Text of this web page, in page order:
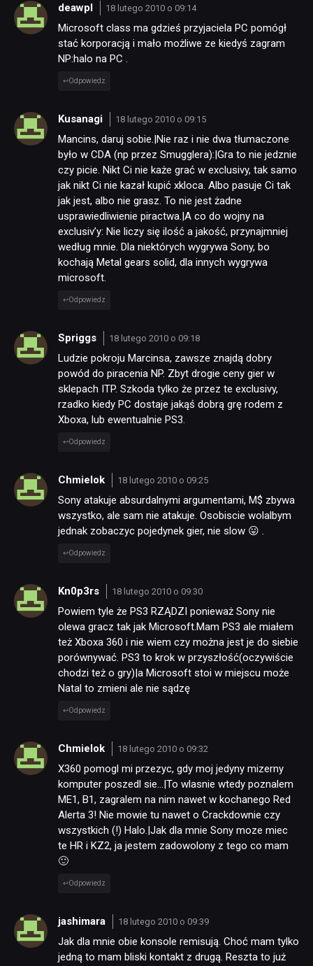
deawpl 18 lutego 2010 o 09:14
Microsoft class ma gdzieś przyjaciela PC pomógł
stać korporacją i mało możliwe ze kiedyś zagram
NP:halo na PC .
Odpowiedz
Kusanagi 18 lutego 2010 o 09:15
Mancins, daruj sobie.|Nie raz i nie dwa tłumaczone
było w CDA (np przez Smugglera):|Gra to nie jedznie
czy picie. Nikt Ci nie każe grać w exclusivy, tak samo
jak nikt Ci nie kazał kupić xkloca. Albo pasuje Ci tak
jak jest, albo nie grasz. To nie jest żadne
usprawiedliwienie piractwa.|A co do wojny na
exclusiv’y: Nie liczy się ilość a jakość, przynajmniej
według mnie. Dla niektórych wygrywa Sony, bo
kochają Metal gears solid, dla innych wygrywa
microsoft.
Odpowiedz
Spriggs 18 lutego 2010 o 09:18
Ludzie pokroju Marcinsa, zawsze znajdą dobry
powód do piracenia NP. Zbyt drogie ceny gier w
sklepach ITP. Szkoda tylko że przez te exclusivy,
rzadko kiedy PC dostaje jakąś dobrą grę rodem z
Xboxa, lub ewentualnie PS3.
Odpowiedz
Chmielok 18 lutego 2010 o 09:25
Sony atakuje absurdalnymi argumentami, M$ zbywa
wszystko, ale sam nie atakuje. Osobiscie wolalbym
jednak zobaczyc pojedynek gier, nie slow 😛 .
Odpowiedz
Kn0p3rs 18 lutego 2010 o 09:30
Powiem tyle że PS3 RZĄDZI ponieważ Sony nie
olewa gracz tak jak Microsoft.Mam PS3 ale miałem
też Xboxa 360 i nie wiem czy można jest je do siebie
porównywać. PS3 to krok w przyszłość(oczywiście
chodzi też o gry)|a Microsoft stoi w miejscu może
Natal to zmieni ale nie sądzę
Odpowiedz
Chmielok 18 lutego 2010 o 09:32
X360 pomogl mi przezyc, gdy moj jedyny mizerny
komputer poszedl sie…|To wlasnie wtedy poznalem
ME1, B1, zagralem na nim nawet w kochanego Red
Alerta 3! Nie mowie tu nawet o Crackdownie czy
wszystkich (!) Halo.|Jak dla mnie Sony moze miec
te HR i KZ2, ja jestem zadowolony z tego co mam
🙂
Odpowiedz
jashimara 18 lutego 2010 o 09:39
Jak dla mnie obie konsole remisują. Choć mam tylko
jedną to mam bliski kontakt z drugą. Reszta to już